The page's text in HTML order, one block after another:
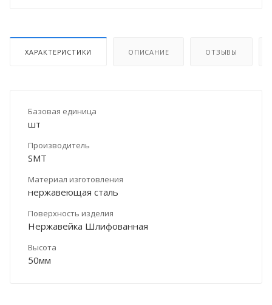
ХАРАКТЕРИСТИКИ ОПИСАНИЕ ОТЗЫВЫ
Базовая единица
шт
Производитель
SMT
Материал изготовления
нержавеющая сталь
Поверхность изделия
Нержавейка Шлифованная
Высота
50мм